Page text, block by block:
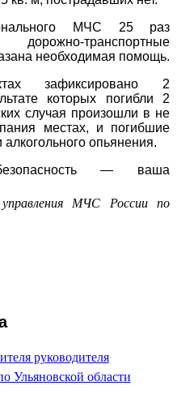
МЧС 25 раз
транспортные
необходимая помощь.
зафиксировано 2
которых погибли 2
случая произошли в не
местах, и погибшие
опьянения.
— ваша
управления МЧС России по
руководителя
области